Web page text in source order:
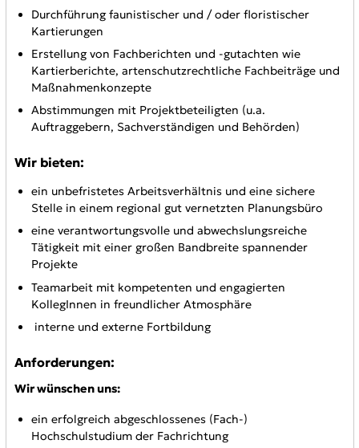
Durchführung faunistischer und / oder floristischer
Kartierungen
Erstellung von Fachberichten und -gutachten wie
Kartierberichte, artenschutzrechtliche Fachbeiträge und
Maßnahmenkonzepte
Abstimmungen mit Projektbeteiligten (u.a.
Auftraggebern, Sachverständigen und Behörden)
Wir bieten:
ein unbefristetes Arbeitsverhältnis und eine sichere
Stelle in einem regional gut vernetzten Planungsbüro
eine verantwortungsvolle und abwechslungsreiche
Tätigkeit mit einer großen Bandbreite spannender
Projekte
Teamarbeit mit kompetenten und engagierten
KollegInnen in freundlicher Atmosphäre
interne und externe Fortbildung
Anforderungen:
Wir wünschen uns:
ein erfolgreich abgeschlossenes (Fach-)
Hochschulstudium der Fachrichtung